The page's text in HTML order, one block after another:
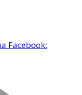
Facebook: